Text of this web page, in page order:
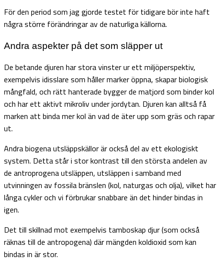
För den period som jag gjorde testet för tidigare bör inte haft
några större förändringar av de naturliga källorna.
Andra aspekter på det som släpper ut
De betande djuren har stora vinster ur ett miljöperspektiv,
exempelvis idisslare som håller marker öppna, skapar biologisk
mångfald, och rätt hanterade bygger de matjord som binder kol
och har ett aktivt mikroliv under jordytan. Djuren kan alltså få
marken att binda mer kol än vad de äter upp som gräs och rapar
ut.
Andra biogena utsläppskällor är också del av ett ekologiskt
system. Detta står i stor kontrast till den största andelen av
de antroprogena utsläppen, utsläppen i samband med
utvinningen av fossila bränslen (kol, naturgas och olja), vilket har
långa cykler och vi förbrukar snabbare än det hinder bindas in
igen.
Det till skillnad mot exempelvis tamboskap djur (som också
räknas till de antropogena) där mängden koldioxid som kan
bindas in är stor.